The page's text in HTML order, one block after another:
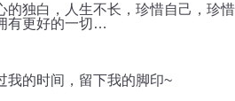
的独白，人生不长，珍惜自己，珍惜
有更好的一切…
我的时间，留下我的脚印~